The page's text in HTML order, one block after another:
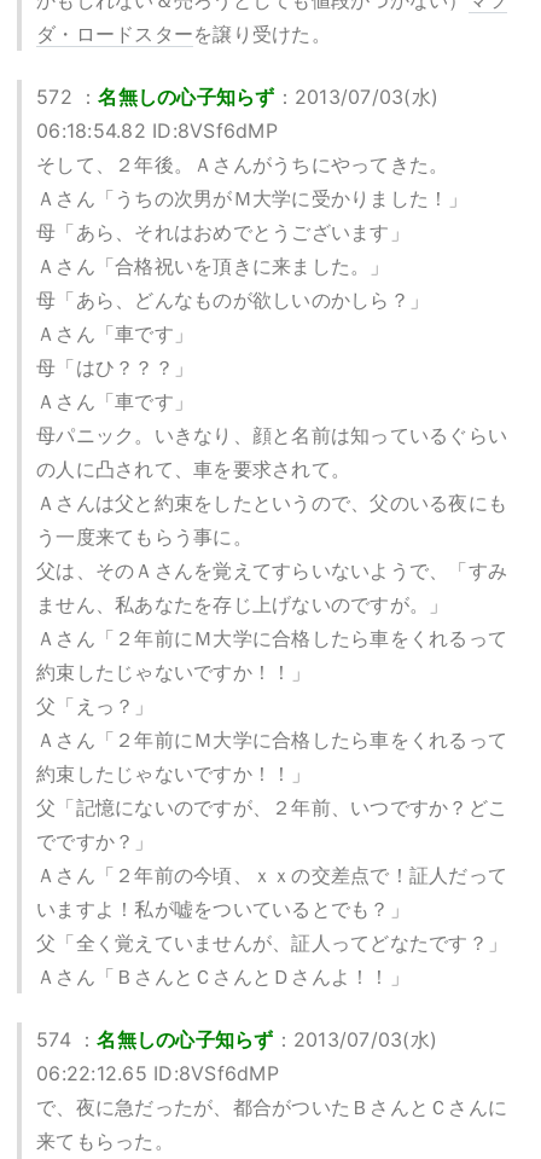
ダ・ロードスターを譲り受けた。
572 ：名無しの心子知らず ：2013/07/03(水)
06:18:54.82 ID:8VSf6dMP
そして、２年後。Ａさんがうちにやってきた。
Ａさん「うちの次男がＭ大学に受かりました！」
母「あら、それはおめでとうございます」
Ａさん「合格祝いを頂きに来ました。」
母「あら、どんなものが欲しいのかしら？」
Ａさん「車です」
母「はひ？？？」
Ａさん「車です」
母パニック。いきなり、顔と名前は知っているぐらい
の人に凸されて、車を要求されて。
Ａさんは父と約束をしたというので、父のいる夜にも
う一度来てもらう事に。
父は、そのＡさんを覚えてすらいないようで、「すみ
ません、私あなたを存じ上げないのですが。」
Ａさん「２年前にＭ大学に合格したら車をくれるって
約束したじゃないですか！！」
父「えっ？」
Ａさん「２年前にＭ大学に合格したら車をくれるって
約束したじゃないですか！！」
父「記憶にないのですが、２年前、いつですか？どこ
でですか？」
Ａさん「２年前の今頃、ｘｘの交差点で！証人だって
いますよ！私が嘘をついているとでも？」
父「全く覚えていませんが、証人ってどなたです？」
Ａさん「ＢさんとＣさんとＤさんよ！！」
574 ：名無しの心子知らず ：2013/07/03(水)
06:22:12.65 ID:8VSf6dMP
で、夜に急だったが、都合がついたＢさんとＣさんに
来てもらった。